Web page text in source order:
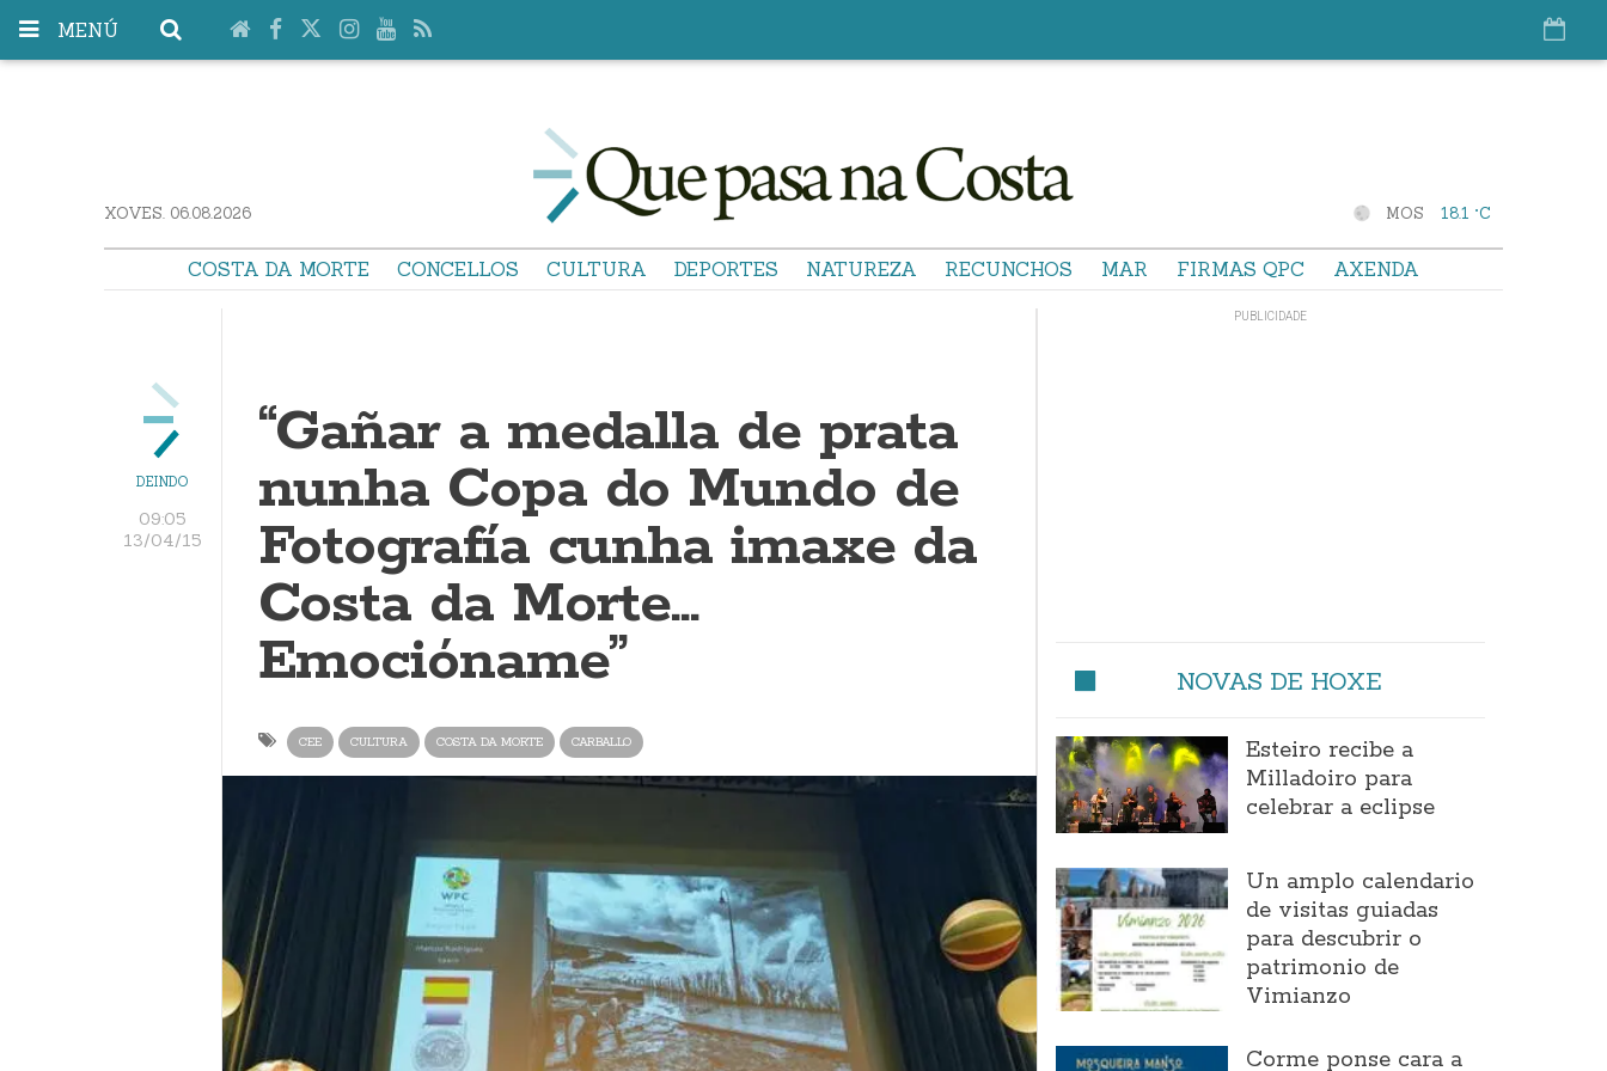
MENÚ
XOVES. 06.08.2026 MOS 18.1 °C
COSTA DA MORTE CONCELLOS CULTURA DEPORTES NATUREZA RECUNCHOS MAR FIRMAS QPC AXENDA
DEINDO
09:05
13/04/15
“Gañar a medalla de prata
nunha Copa do Mundo de
Fotografía cunha imaxe da
Costa da Morte…
Emocióname”
CEE CULTURA COSTA DA MORTE CARBALLO
NOVAS DE HOXE
Esteiro recibe a
Milladoiro para
celebrar a eclipse
Un amplo calendario
de visitas guiadas
para descubrir o
patrimonio de
Vimianzo
Corme ponse cara a